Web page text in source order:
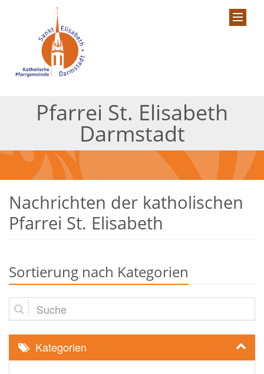
Pfarrei St. Elisabeth
Darmstadt
Nachrichten der katholischen
Pfarrei St. Elisabeth
Sortierung nach Kategorien
Suche
Kategorien